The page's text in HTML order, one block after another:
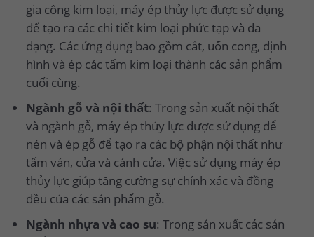
gia công kim loại, máy ép thủy lực được sử dụng
để tạo ra các chi tiết kim loại phức tạp và đa
dạng. Các ứng dụng bao gồm cắt, uốn cong, định
hình và ép các tấm kim loại thành các sản phẩm
cuối cùng.
Ngành gỗ và nội thất: Trong sản xuất nội thất
và ngành gỗ, máy ép thủy lực được sử dụng để
nén và ép gỗ để tạo ra các bộ phận nội thất như
tấm ván, cửa và cánh cửa. Việc sử dụng máy ép
thủy lực giúp tăng cường sự chính xác và đồng
đều của các sản phẩm gỗ.
Ngành nhựa và cao su: Trong sản xuất các sản